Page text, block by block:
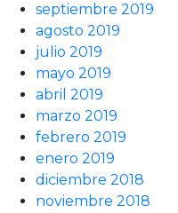
septiembre 2019
agosto 2019
julio 2019
mayo 2019
abril 2019
marzo 2019
febrero 2019
enero 2019
diciembre 2018
noviembre 2018